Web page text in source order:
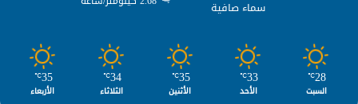
سماء صافية
28
℃
السبت
33
℃
الأحد
35
℃
الأثنين
34
℃
الثلاثاء
35
℃
الأربعاء